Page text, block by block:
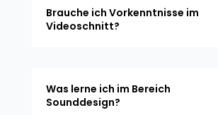
Brauche ich Vorkenntnisse im
Videoschnitt?
Was lerne ich im Bereich
Sounddesign?